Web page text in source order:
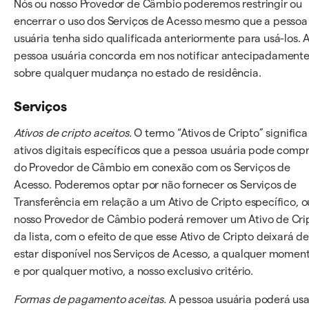
Nós ou nosso Provedor de Câmbio poderemos restringir ou
encerrar o uso dos Serviços de Acesso mesmo que a pessoa
usuária tenha sido qualificada anteriormente para usá-los.
pessoa usuária concorda em nos notificar antecipadamente
sobre qualquer mudança no estado de residência.
Serviços
Ativos de cripto aceitos. O termo “Ativos de Cripto” significa
ativos digitais específicos que a pessoa usuária pode
do Provedor de Câmbio em conexão com os Serviços de
Acesso. Poderemos optar por não fornecer os Serviços de
Transferência em relação a um Ativo de Cripto específico,
nosso Provedor de Câmbio poderá remover um Ativo de
da lista, com o efeito de que esse Ativo de Cripto deixará de
estar disponível nos Serviços de Acesso, a qualquer
e por qualquer motivo, a nosso exclusivo critério.
Formas de pagamento aceitas. A pessoa usuária poderá